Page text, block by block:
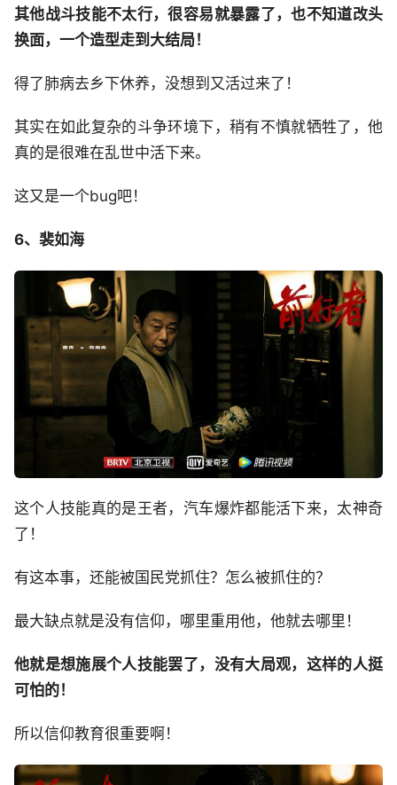
其他战斗技能不太行，很容易就暴露了，也不知道改头
换面，一个造型走到大结局！
得了肺病去乡下休养，没想到又活过来了！
其实在如此复杂的斗争环境下，稍有不慎就牺牲了，他
真的是很难在乱世中活下来。
这又是一个bug吧！
6、裴如海
这个人技能真的是王者，汽车爆炸都能活下来，太神奇
了！
有这本事，还能被国民党抓住？怎么被抓住的？
最大缺点就是没有信仰，哪里重用他，他就去哪里！
他就是想施展个人技能罢了，没有大局观，这样的人挺
可怕的！
所以信仰教育很重要啊！